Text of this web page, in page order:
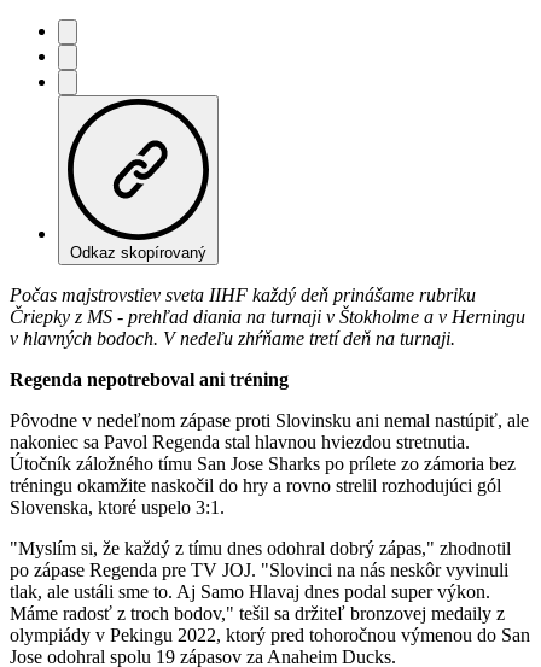
Odkaz skopírovaný
Počas majstrovstiev sveta IIHF každý deň prinášame rubriku
Čriepky z MS - prehľad diania na turnaji v Štokholme a v Herningu
v hlavných bodoch. V nedeľu zhŕňame tretí deň na turnaji.
Regenda nepotreboval ani tréning
Pôvodne v nedeľnom zápase proti Slovinsku ani nemal nastúpiť, ale
nakoniec sa Pavol Regenda stal hlavnou hviezdou stretnutia.
Útočník záložného tímu San Jose Sharks po prílete zo zámoria bez
tréningu okamžite naskočil do hry a rovno strelil rozhodujúci gól
Slovenska, ktoré uspelo 3:1.
"Myslím si, že každý z tímu dnes odohral dobrý zápas," zhodnotil
po zápase Regenda pre TV JOJ. "Slovinci na nás neskôr vyvinuli
tlak, ale ustáli sme to. Aj Samo Hlavaj dnes podal super výkon.
Máme radosť z troch bodov," tešil sa držiteľ bronzovej medaily z
olympiády v Pekingu 2022, ktorý pred tohoročnou výmenou do San
Jose odohral spolu 19 zápasov za Anaheim Ducks.